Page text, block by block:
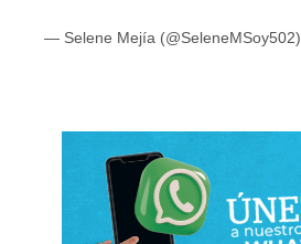
— Selene Mejía (@SeleneMSoy502)